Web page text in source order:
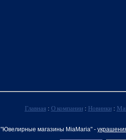
Главная : О компании : Новинки :
"Ювелирные магазины MiaMaria" -